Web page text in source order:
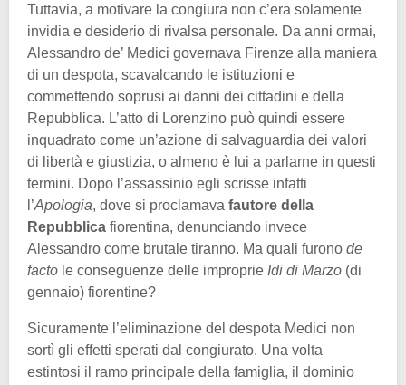
Tuttavia, a motivare la congiura non c’era solamente
invidia e desiderio di rivalsa personale. Da anni ormai,
Alessandro de’ Medici governava Firenze alla maniera
di un despota, scavalcando le istituzioni e
commettendo soprusi ai danni dei cittadini e della
Repubblica. L’atto di Lorenzino può quindi essere
inquadrato come un’azione di salvaguardia dei valori
di libertà e giustizia, o almeno è lui a parlarne in questi
termini. Dopo l’assassinio egli scrisse infatti
l’Apologia, dove si proclamava fautore della
Repubblica fiorentina, denunciando invece
Alessandro come brutale tiranno. Ma quali furono de
facto le conseguenze delle improprie Idi di Marzo (di
gennaio) fiorentine?
Sicuramente l’eliminazione del despota Medici non
sortì gli effetti sperati dal congiurato. Una volta
estintosi il ramo principale della famiglia, il dominio